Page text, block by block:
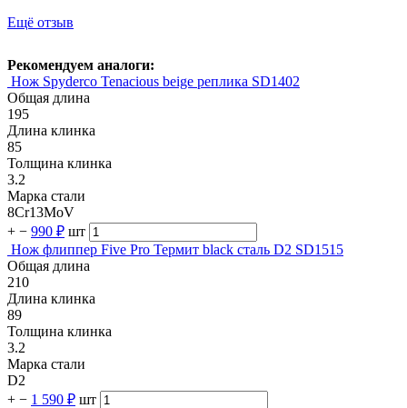
Ещё отзыв
Рекомендуем аналоги:
Нож Spyderco Tenacious beige реплика SD1402
Общая длина
195
Длина клинка
85
Толщина клинка
3.2
Марка стали
8Cr13MoV
+ − 990 ₽ шт
Нож флиппер Five Pro Термит black сталь D2 SD1515
Общая длина
210
Длина клинка
89
Толщина клинка
3.2
Марка стали
D2
+ − 1 590 ₽ шт